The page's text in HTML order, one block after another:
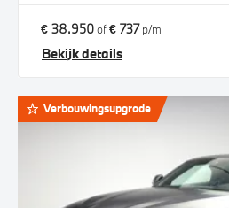
€ 38.950of€ 737p/m
Bekijk details
Verbouwingsupgrade